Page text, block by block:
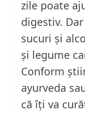
zile poate
digestiv.
sucuri și
și legume
Conform
ayurveda
că îți va